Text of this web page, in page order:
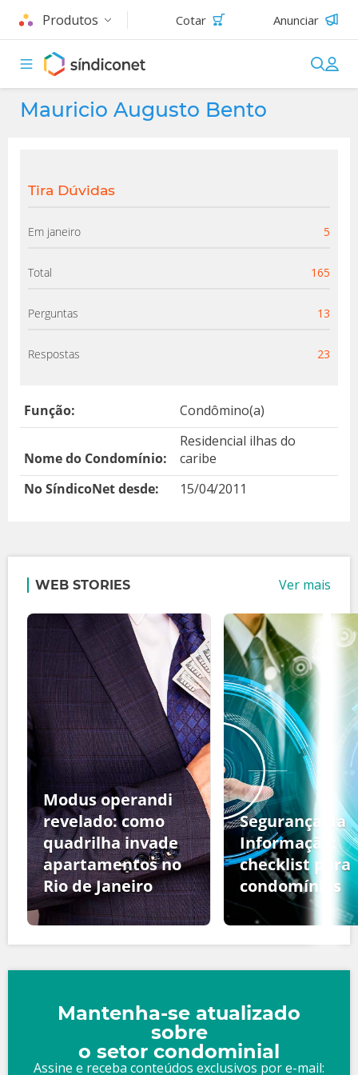
Produtos Cotar Anunciar
Mauricio Augusto Bento
Tira Dúvidas
Em janeiro 5
Total 165
Perguntas 13
Respostas 23
Função: Condômino(a)
Nome do Condomínio:
Residencial ilhas do
caribe
No SíndicoNet desde:
15/04/2011
WEB STORIES Ver mais
Modus operandi
revelado: como
quadrilha invade
apartamentos no
Rio de Janeiro
Segurança da
Informação:
checklist para
condomínios
Mantenha-se atualizado
sobre
o setor condominial
Assine e receba conteúdos exclusivos por e-mail: